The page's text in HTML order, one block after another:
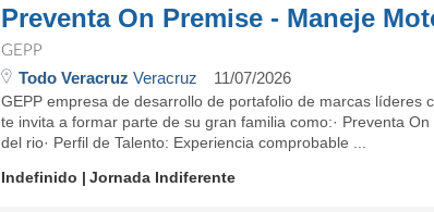
Preventa On Premise - Maneje
GEPP
Todo Veracruz Veracruz 11/07/2026
GEPP empresa de desarrollo de portafolio de marcas líderes
te invita a formar parte de su gran familia como:· Preventa
del rio· Perfil de Talento: Experiencia comprobable ...
Indefinido
Jornada Indiferente